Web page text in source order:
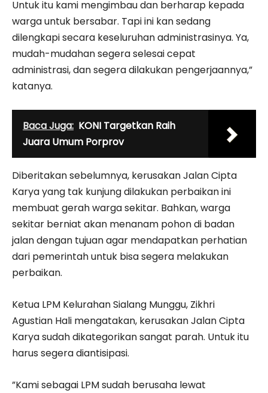
Untuk itu kami mengimbau dan berharap kepada
warga untuk bersabar. Tapi ini kan sedang
dilengkapi secara keseluruhan administrasinya. Ya,
mudah-mudahan segera selesai cepat
administrasi, dan segera dilakukan pengerjaannya,”
katanya.
Baca Juga: KONI Targetkan Raih
Juara Umum Porprov
Diberitakan sebelumnya, kerusakan Jalan Cipta
Karya yang tak kunjung dilakukan perbaikan ini
membuat gerah warga sekitar. Bahkan, warga
sekitar berniat akan menanam pohon di badan
jalan dengan tujuan agar mendapatkan perhatian
dari pemerintah untuk bisa segera melakukan
perbaikan.
Ketua LPM Kelurahan Sialang Munggu, Zikhri
Agustian Hali mengatakan, kerusakan Jalan Cipta
Karya sudah dikategorikan sangat parah. Untuk itu
harus segera diantisipasi.
”Kami sebagai LPM sudah berusaha lewat